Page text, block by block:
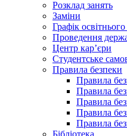
Розклад занять
Заміни
Графік
Проведення
Центр кар’єри
Студентське
Правила безпеки
Правила
Правила
Правила
Правила
Правила
Бібліотека